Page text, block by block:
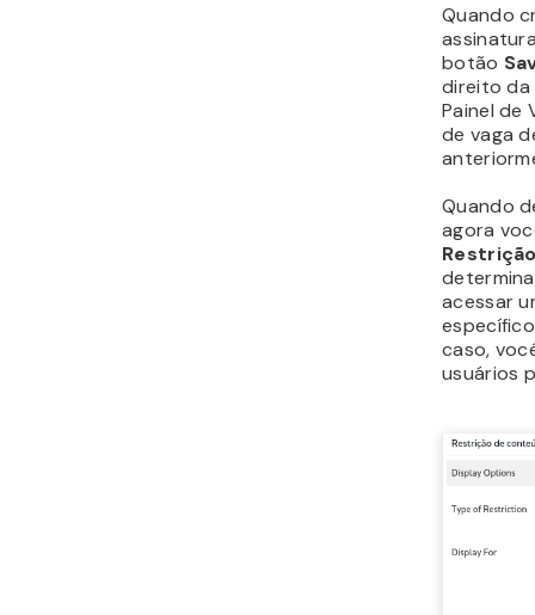
Quando
botão
direito da
Painel de
de vaga
Quando
agora
acessar
caso,
usuários